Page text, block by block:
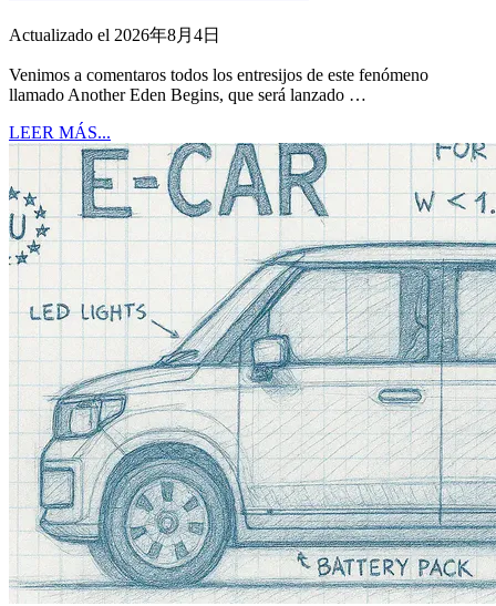
Actualizado el 2026年8月4日
Venimos a comentaros todos los entresijos de este fenómeno
llamado Another Eden Begins, que será lanzado …
LEER MÁS...